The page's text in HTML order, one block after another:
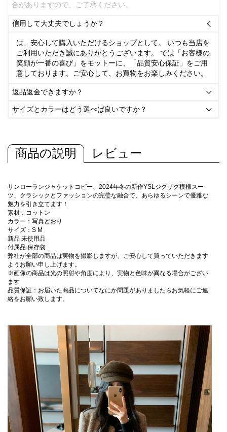
合がありますので、ご了承ください。
信用して大丈夫でしょうか？ 
は、安心して購入いただけるショップとして。 いつも当店を
ご利用いただき誠にありがとうございます。 では「お客様の
笑顔が一番の喜び」をモットーに、「品質安心保証」をご用
意しております。ご安心して、お買物をお楽しみください。
返品返金できますか？ 
サイズとカラーはどう選べば良いですか？ 
商品の説明 レビュー
サンローランジャケットコピー、2024年冬の新作YSLジグザグ模様スー
ツ、クラシックとファッションの完璧な融合で、あらゆるシーンで優雅な
魅力を引き立てます！
素材：コットン
カラー：写真どおり
サイズ：S M
新品 未使用品
付属品 保存袋
弊社が全部の商品は実物を撮影しますが、ご安心して買っていただきます
ようお願い申し上げます。
※画像の商品は光の照射や角度により、実物と色味が異なる場合がござい
ます
品質保証：お届いた商品についてなにか問題がありましたらお気軽にご連
絡をお願い致します。